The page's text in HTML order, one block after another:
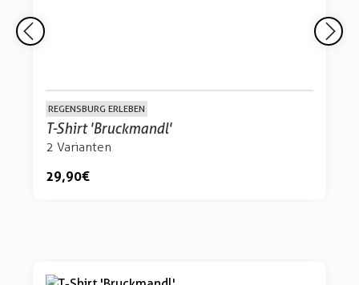
REGENSBURG ERLEBEN
T-Shirt 'Bruckmandl'
2 Varianten
29,90 €